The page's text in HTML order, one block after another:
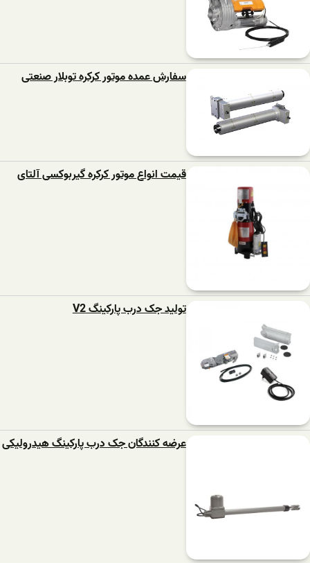
سفارش عمده موتور کرکره توبلار صنعتی
قیمت انواع موتور کرکره گیربوکسی آلتای
تولید جک درب پارکینگ V2
عرضه کنندگان جک درب پارکینگ هیدرولیکی